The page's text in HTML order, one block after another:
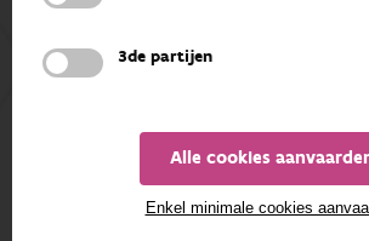
3de partijen
Alle cookies
Enkel minimale cookies
ONDERZOEK & RESULTATEN
FILTEREN